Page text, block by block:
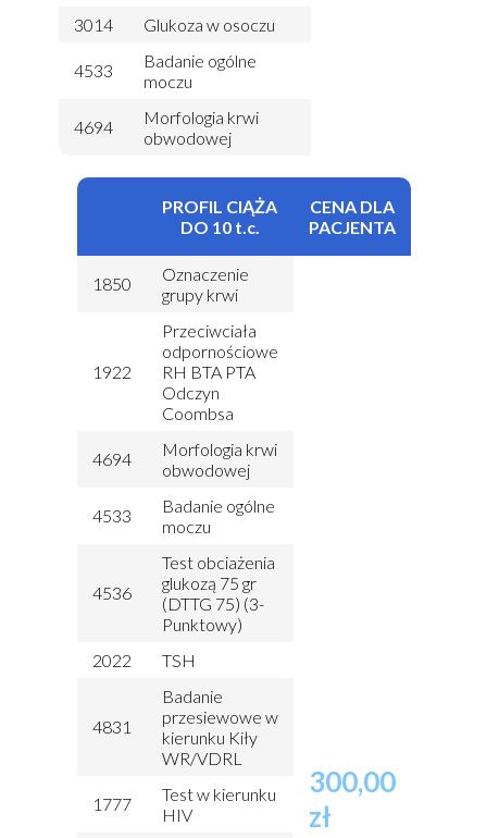
3014
Glukoza w osoczu
4533
Badanie ogólne
moczu
4694
Morfologia krwi
obwodowej
PROFIL CIĄŻA
DO 10 t.c.
CENA DLA
PACJENTA
1850
Oznaczenie
grupy krwi
300,00
zł
1922
Przeciwciała
odpornościowe
RH BTA PTA
Odczyn
Coombsa
4694
Morfologia krwi
obwodowej
4533
Badanie ogólne
moczu
4536
Test obciażenia
glukozą 75 gr
(DTTG 75) (3-
Punktowy)
2022
TSH
4831
Badanie
przesiewowe w
kierunku Kiły
WR/VDRL
1777
Test w kierunku
HIV